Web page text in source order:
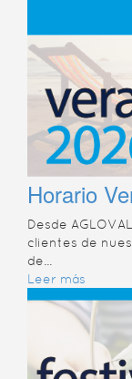
Horario
Desde
clientes de
de...
Leer más